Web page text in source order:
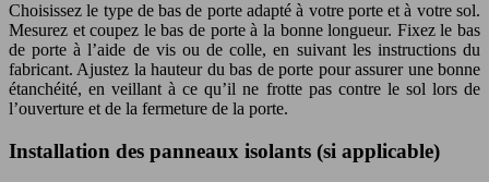
Choisissez le type de bas de porte adapté à votre porte et à votre sol.
Mesurez et coupez le bas de porte à la bonne longueur. Fixez le bas
de porte à l’aide de vis ou de colle, en suivant les instructions du
fabricant. Ajustez la hauteur du bas de porte pour assurer une bonne
étanchéité, en veillant à ce qu’il ne frotte pas contre le sol lors de
l’ouverture et de la fermeture de la porte.
Installation des panneaux isolants (si applicable)